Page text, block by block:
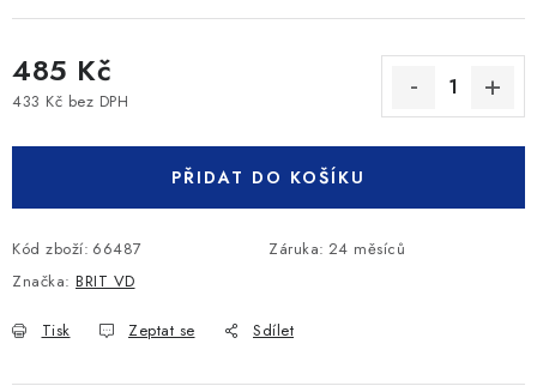
485 Kč
433 Kč bez DPH
PŘIDAT DO KOŠÍKU
Kód zboží: 66487 Záruka: 24 měsíců
Značka: BRIT VD
Tisk Zeptat se Sdílet